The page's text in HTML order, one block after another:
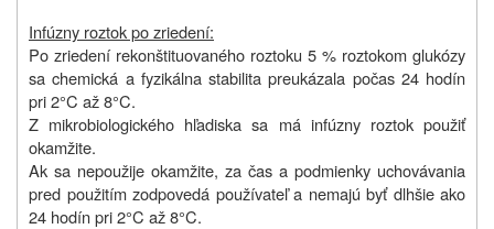
Infúzny roztok po zriedení:
Po zriedení rekonštituovaného roztoku 5 % roztokom glukózy
sa chemická a fyzikálna stabilita preukázala počas 24 hodín
pri 2°C až 8°C.
Z mikrobiologického hľadiska sa má infúzny roztok použiť
okamžite.
Ak sa nepoužije okamžite, za čas a podmienky uchovávania
pred použitím zodpovedá používateľ a nemajú byť dlhšie ako
24 hodín pri 2°C až 8°C.